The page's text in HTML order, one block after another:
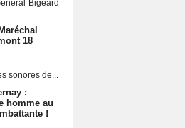
Bigeard
18
sonores de...
:
homme au
!